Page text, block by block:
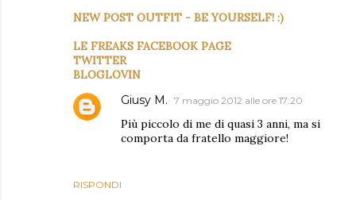
NEW POST OUTFIT - BE YOURSELF! :)
LE FREAKS FACEBOOK PAGE
TWITTER
BLOGLOVIN
RISPONDI
Giusy M. 7 maggio 2012 alle ore 17:20
Più piccolo di me di quasi 3 anni, ma si
comporta da fratello maggiore!